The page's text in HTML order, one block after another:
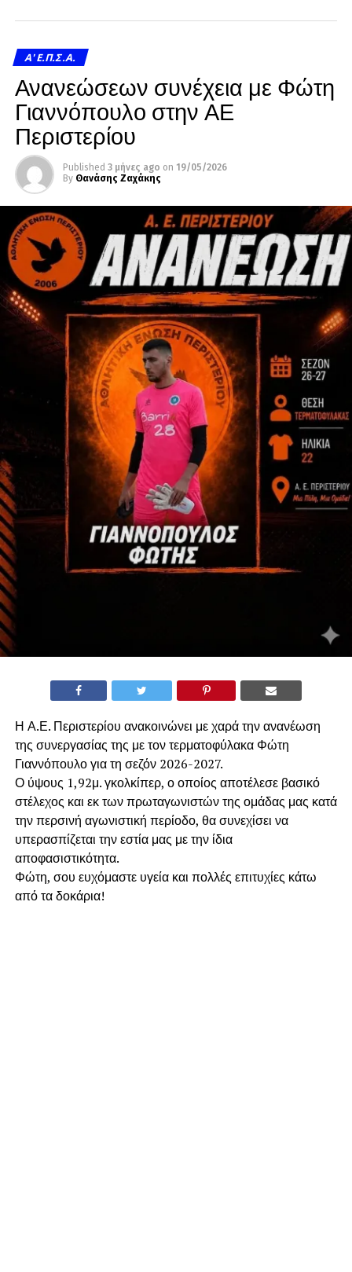
A' Ε.Π.Σ.Α.
Ανανεώσεων συνέχεια με Φώτη
Γιαννόπουλο στην ΑΕ
Περιστερίου
Published 3 μήνες ago on 19/05/2026
By Θανάσης Ζαχάκης
Η Α.Ε. Περιστερίου ανακοινώνει με χαρά την ανανέωση
της συνεργασίας της με τον τερματοφύλακα Φώτη
Γιαννόπουλο για τη σεζόν 2026-2027.
​Ο ύψους 1,92μ. γκολκίπερ, ο οποίος αποτέλεσε βασικό
στέλεχος και εκ των πρωταγωνιστών της ομάδας μας κατά
την περσινή αγωνιστική περίοδο, θα συνεχίσει να
υπερασπίζεται την εστία μας με την ίδια
αποφασιστικότητα.
​Φώτη, σου ευχόμαστε υγεία και πολλές επιτυχίες κάτω
από τα δοκάρια!